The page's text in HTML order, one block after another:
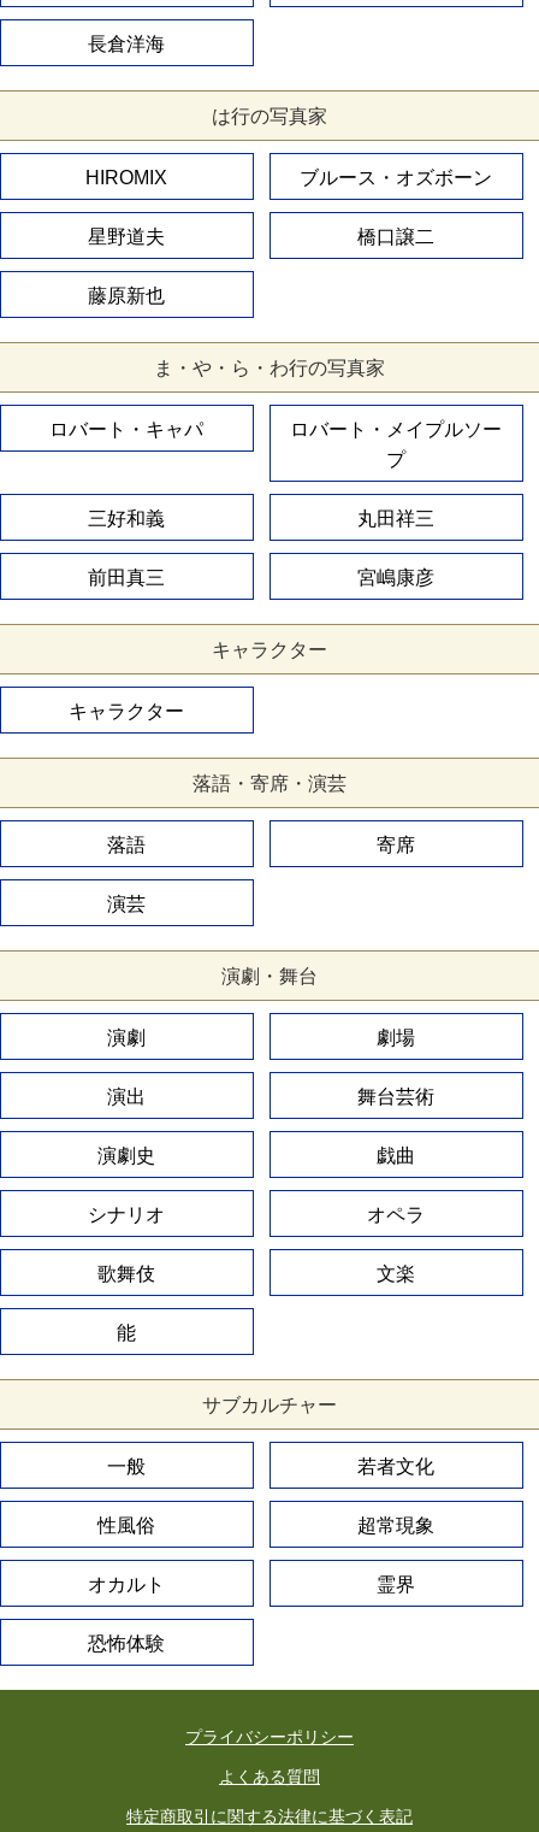
長倉洋海
は行の写真家
HIROMIX ブルース・オズボーン
星野道夫 橋口譲二
藤原新也
ま・や・ら・わ行の写真家
ロバート・キャパ
ロバート・メイプルソー
プ
三好和義 丸田祥三
前田真三 宮嶋康彦
キャラクター
キャラクター
落語・寄席・演芸
落語 寄席
演芸
演劇・舞台
演劇 劇場
演出 舞台芸術
演劇史 戯曲
シナリオ オペラ
歌舞伎 文楽
能
サブカルチャー
一般 若者文化
性風俗 超常現象
オカルト 霊界
恐怖体験
プライバシーポリシー
よくある質問
特定商取引に関する法律に基づく表記